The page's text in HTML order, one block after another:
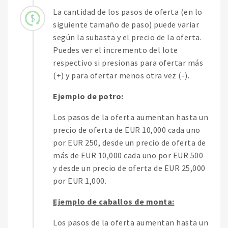
La cantidad de los pasos de oferta (en lo
siguiente tamaño de paso) puede variar
según la subasta y el precio de la oferta.
Puedes ver el incremento del lote
respectivo si presionas para ofertar más
(+) y para ofertar menos otra vez (-).
Ejemplo de potro:
Los pasos de la oferta aumentan hasta un
precio de oferta de EUR 10,000 cada uno
por EUR 250, desde un precio de oferta de
más de EUR 10,000 cada uno por EUR 500
y desde un precio de oferta de EUR 25,000
por EUR 1,000.
Ejemplo de caballos de monta:
Los pasos de la oferta aumentan hasta un